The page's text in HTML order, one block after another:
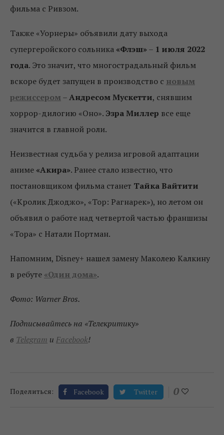
фильма с Ривзом.
Также «Уорнеры» объявили дату выхода
супергеройского сольника «Флэш»– 1 июля 2022
года. Это значит, что многострадальный фильм
вскоре будет запущен в производство с новым
режиссером –Андресом Мускетти, снявшим
хоррор-дилогию «Оно». Эзра Миллер все еще
значится в главной роли.
Неизвестная судьба у релиза игровой адаптации
аниме «Акира». Ранее стало известно, что
постановщиком фильма станет Тайка Вайтити
(«Кролик Джоджо», «Тор: Рагнарек»), но летом он
объявил о работе над четвертой частью франшизы
«Тора» с Натали Портман.
Напомним, Disney+ нашел замену Маколею Калкину
в ребуте «Один дома».
Фото: Warner Bros.
Подписывайтесь на «Телекритику»
в Telegram и Facebook!
Поделиться: Facebook Twitter 0